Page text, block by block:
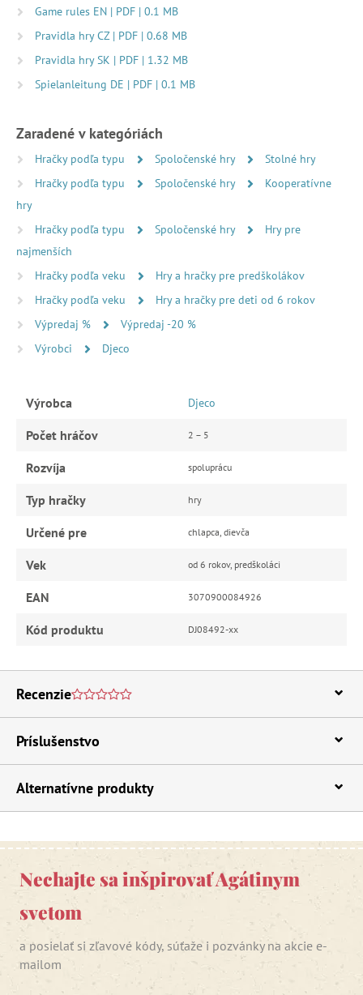
Game rules EN | PDF | 0.1 MB
Pravidla hry CZ | PDF | 0.68 MB
Pravidla hry SK | PDF | 1.32 MB
Spielanleitung DE | PDF | 0.1 MB
Zaradené v kategóriách
Hračky podľa typu Spoločenské hry
Stolné hry
Hračky podľa typu
Spoločenské hry
Kooperatívne
hry
Hračky podľa typu
Spoločenské hry
Hry pre
najmenších
Hračky podľa veku
Hry a hračky pre predškolákov
Hračky podľa veku
Hry a hračky pre deti od 6 rokov
Výpredaj %
Výpredaj -20 %
Výrobci
Djeco
Výrobca Djeco
Počet hráčov 2 – 5
Rozvíja spoluprácu
Typ hračky hry
Určené pre chlapca, dievča
Vek od 6 rokov, predškoláci
EAN 3070900084926
Kód produktu DJ08492-xx
Recenzie
Príslušenstvo
Alternatívne produkty
Nechajte sa inšpirovať Agátinym
svetom
a posielať si zľavové kódy, súťaže i pozvánky na akcie e-
mailom